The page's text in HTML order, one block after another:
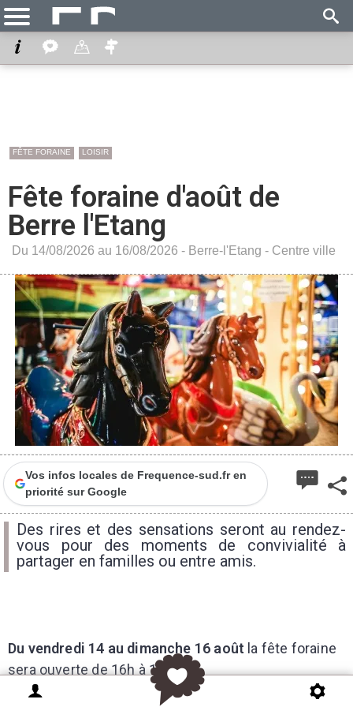
FÊTE FORAINE LOISIR
Fête foraine d'août de
Berre l'Etang
Du 14/08/2026 au 16/08/2026 - Berre-l'Etang - Centre ville
Vos infos locales de Frequence-sud.fr en
priorité sur Google
Des rires et des sensations seront au rendez-
vous pour des moments de convivialité à
partager en familles ou entre amis.
Du vendredi 14 au dimanche 16 août la fête foraine
sera ouverte de 16h à 1h.